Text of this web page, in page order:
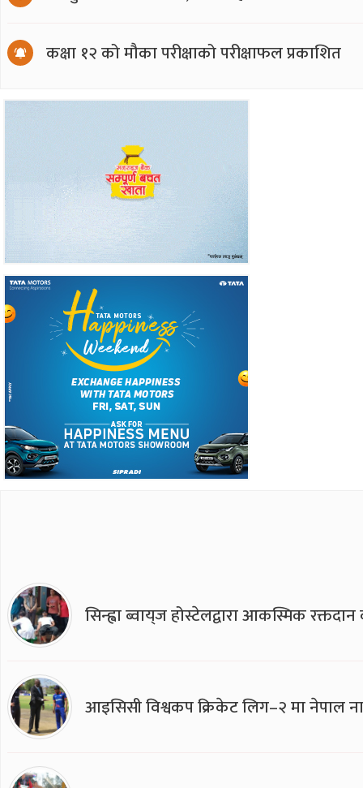
कक्षा १२ को मौका परीक्षाको परीक्षाफल प्रकाशित
सिन्ह्वा ब्वाय्‌ज होस्टेलद्वारा आकस्मिक
आइसिसी विश्वकप क्रिकेट लिग–२ मा नेपाल